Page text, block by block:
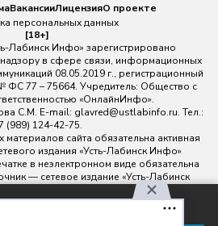
ВакансииЛицензияО проекте
персональных данных
[18+]
Лабинск Инфо» зарегистрировано
в сфере связи, информационных
08.05.2019 г., регистрационный
ФС 77 – 75664. Учредитель: Общество с
«ОнлайнИнфо».
С.М. E-mail: glavred@ustlabinfo.ru. Тел.:
(989) 124-42-75.
сайта обязательна активная
издания «Усть-Лабинск Инфо»
в неэлектронном виде обязательна
— сетевое издание «Усть-Лабинск
видеоматериалов без письменного